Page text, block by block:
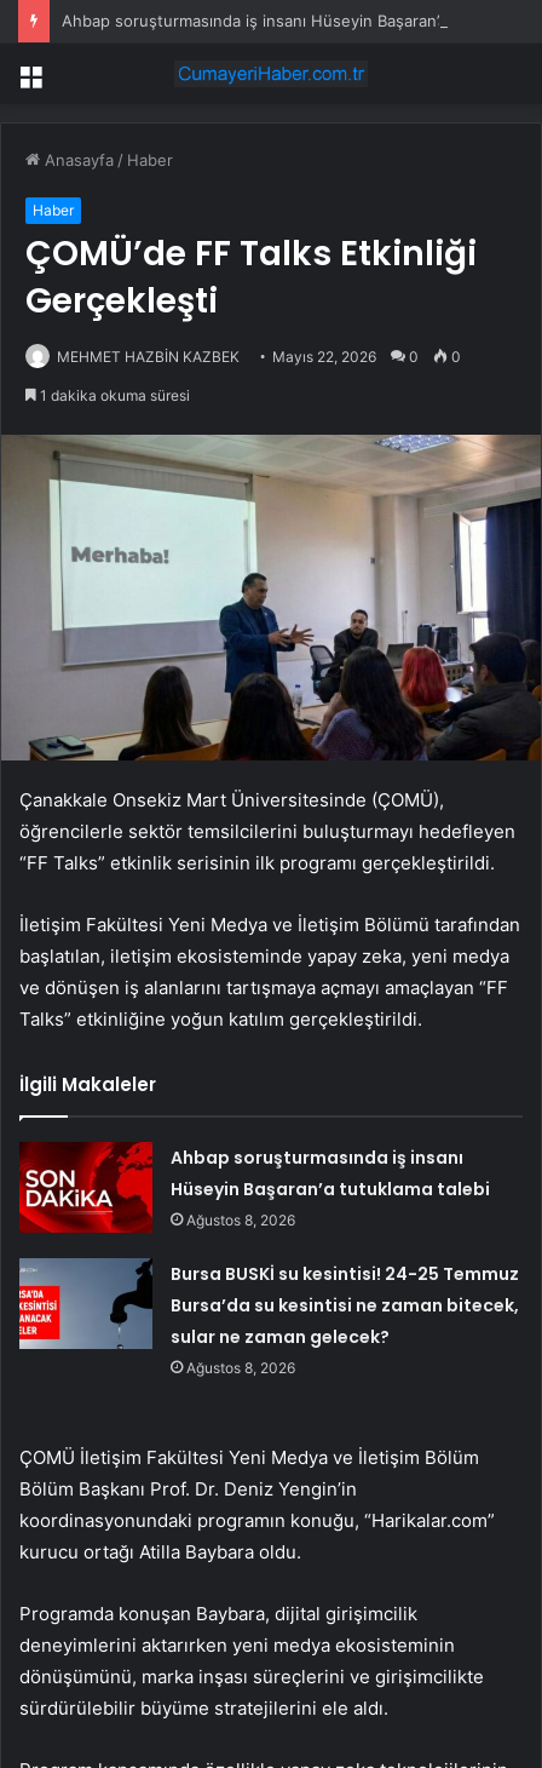
Menü
Anasayfa / Haber
Haber
ÇOMÜ’de FF Talks Etkinliği
Gerçekleşti
MEHMET HAZBİN KAZBEK Mayıs 22, 2026 0 0
1 dakika okuma süresi
Çanakkale Onsekiz Mart Üniversitesinde (ÇOMÜ),
öğrencilerle sektör temsilcilerini buluşturmayı hedefleyen
“FF Talks” etkinlik serisinin ilk programı gerçekleştirildi.
İletişim Fakültesi Yeni Medya ve İletişim Bölümü tarafından
başlatılan, iletişim ekosisteminde yapay zeka, yeni medya
ve dönüşen iş alanlarını tartışmaya açmayı amaçlayan “FF
Talks” etkinliğine yoğun katılım gerçekleştirildi.
İlgili Makaleler
Ahbap soruşturmasında iş insanı
Hüseyin Başaran’a tutuklama talebi
Ağustos 8, 2026
Bursa BUSKİ su kesintisi! 24-25 Temmuz
Bursa’da su kesintisi ne zaman bitecek,
sular ne zaman gelecek?
Ağustos 8, 2026
ÇOMÜ İletişim Fakültesi Yeni Medya ve İletişim Bölüm
Bölüm Başkanı Prof. Dr. Deniz Yengin’in
koordinasyonundaki programın konuğu, “Harikalar.com”
kurucu ortağı Atilla Baybara oldu.
Programda konuşan Baybara, dijital girişimcilik
deneyimlerini aktarırken yeni medya ekosisteminin
dönüşümünü, marka inşası süreçlerini ve girişimcilikte
sürdürülebilir büyüme stratejilerini ele aldı.